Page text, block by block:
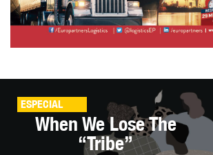
ESPECIAL
When We Lose The
“Tribe”